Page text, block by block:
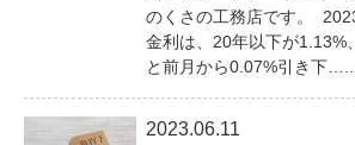
のくさの工務店です。
金利は、20年以下が1.13%
と前月から0.07%引き下
2023.06.11